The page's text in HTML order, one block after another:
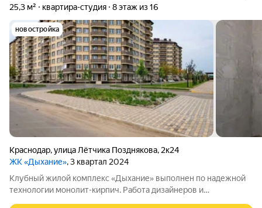
25,3 м² квартира-студия 8 этаж из 16
новостройка
Краснодар,улица Лётчика Позднякова, 2к24
ЖК «Дыхание», 3 квартал 2024
Клубный жилой комплекс «Дыхание» выполнен по надежной
технологии монолит-кирпич. Работа дизайнеров и